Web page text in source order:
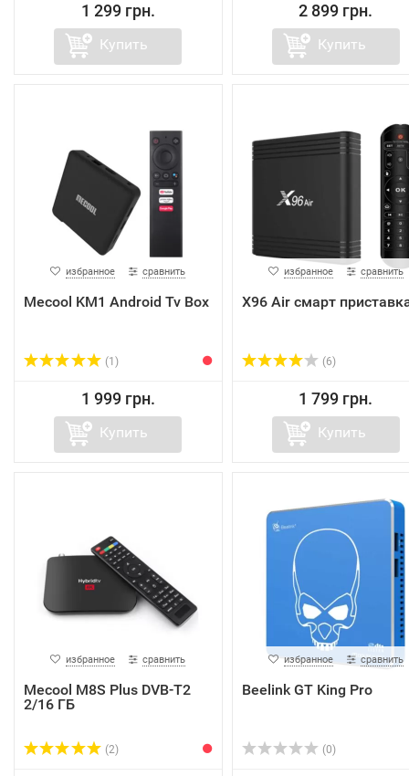
1 299 грн.
Купить
2 899 грн.
Купить
избранное сравнить
Mecool KM1 Android Tv Box
(1)
1 999 грн.
Купить
избранное сравнить
X96 Air смарт
(6)
1 799 грн.
Купить
избранное сравнить
Mecool M8S Plus DVB-T2
2/16 ГБ
(2)
избранное сравнить
Beelink GT King Pro
(0)